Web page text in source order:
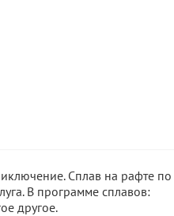
Сплав на рафте по
В программе сплавов:
другое.